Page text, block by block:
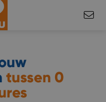
tussen 0